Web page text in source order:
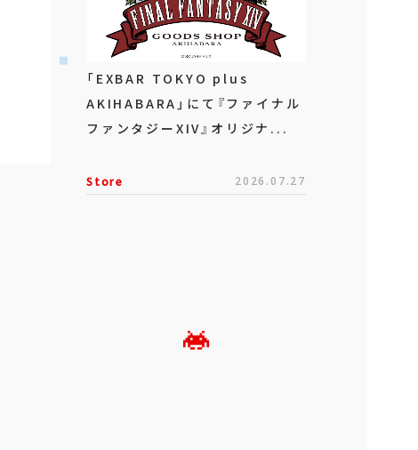
「EXBAR TOKYO plus
AKIHABARA」にて『ファイナル
ファンタジーXIV』オリジナ...
Store 2026.07.27